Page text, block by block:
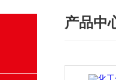
产品中